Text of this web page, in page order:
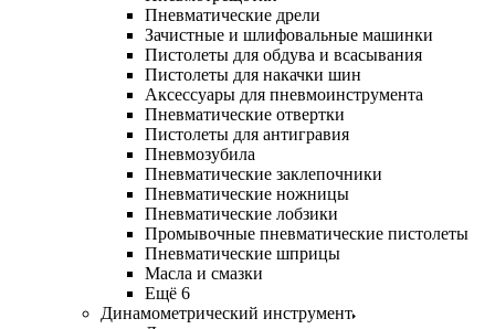
Пневматические дрели
Зачистные и шлифовальные машинки
Пистолеты для обдува и всасывания
Пистолеты для накачки шин
Аксессуары для пневмоинструмента
Пневматические отвертки
Пистолеты для антигравия
Пневмозубила
Пневматические заклепочники
Пневматические ножницы
Пневматические лобзики
Промывочные пневматические пистолеты
Пневматические шприцы
Масла и смазки
Ещё 6
Динамометрический инструмент